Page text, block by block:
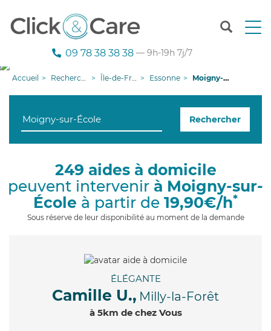
T
n
g
i
09 78 38 38 38 — 9h-19h 7j/7
Accueil Recherche aide à domicile Île-de-France Essonne Moigny-sur-École
Rechercher
249 aides à domicile
peuvent intervenir à Moigny-sur-
École à partir de 19,90€/h*
Sous réserve de leur disponibilité au moment de la demande
ÉLÉGANTE
Camille U., Milly-la-Forêt
à 5km de chez Vous